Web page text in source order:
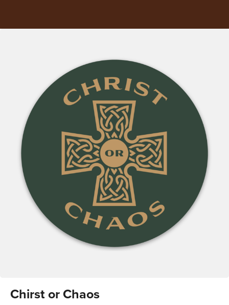
Chirst or Chaos